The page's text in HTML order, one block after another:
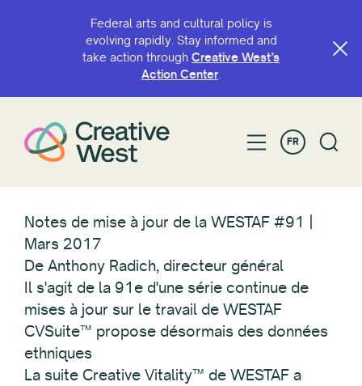
Federal arts and cultural policy is
evolving rapidly. Stay informed and
take action through Creative West’s
Action Center.
FR
Notes de mise à jour de la WESTAF #91 |
Mars 2017
De Anthony Radich, directeur général
Il s'agit de la 91e d'une série continue de
mises à jour sur le travail de WESTAF
CVSuite™ propose désormais des données
ethniques
La suite Creative Vitality™ de WESTAF a